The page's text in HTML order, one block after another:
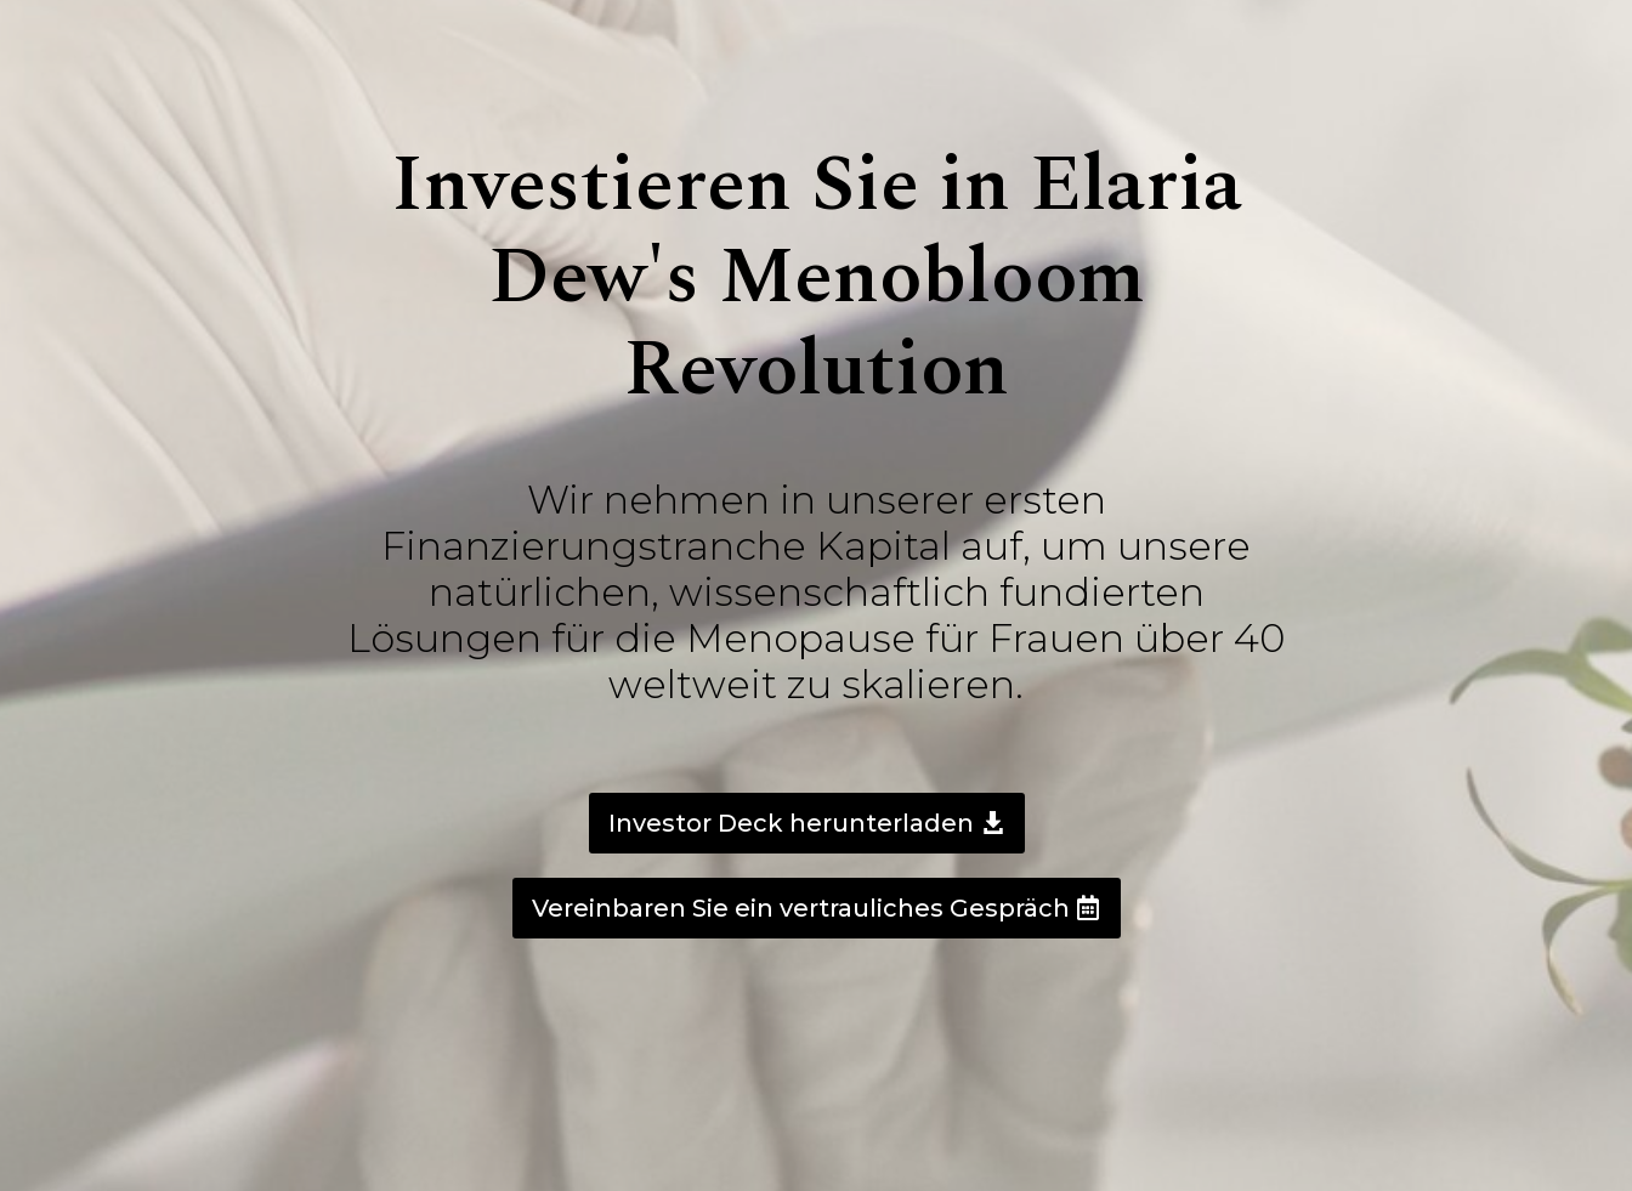
Investieren Sie in Elaria
Dew's Menobloom
Revolution
Wir nehmen in unserer ersten
Finanzierungstranche Kapital auf, um unsere
natürlichen, wissenschaftlich fundierten
Lösungen für die Menopause für Frauen über 40
weltweit zu skalieren.
Investor Deck herunterladen
Vereinbaren Sie ein vertrauliches Gespräch